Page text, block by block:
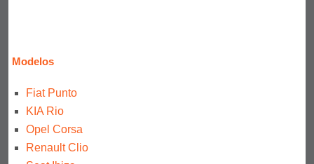
Modelos
Fiat Punto
KIA Rio
Opel Corsa
Renault Clio